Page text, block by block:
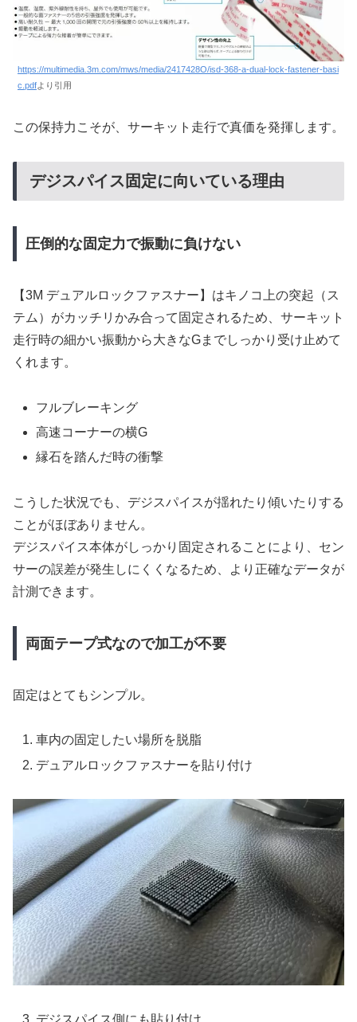
https://multimedia.3m.com/mws/media/2417428O/isd-368-a-dual-lock-fastener-basi
c.pdfより引用
この保持力こそが、サーキット走行で真価を発揮します。
デジスパイス固定に向いている理由
圧倒的な固定力で振動に負けない
【3M デュアルロックファスナー】はキノコ上の突起（ス
テム）がカッチリかみ合って固定されるため、サーキット
走行時の細かい振動から大きなGまでしっかり受け止めて
くれます。
フルブレーキング
高速コーナーの横G
縁石を踏んだ時の衝撃
こうした状況でも、デジスパイスが揺れたり傾いたりする
ことがほぼありません。
デジスパイス本体がしっかり固定されることにより、セン
サーの誤差が発生しにくくなるため、より正確なデータが
計測できます。
両面テープ式なので加工が不要
固定はとてもシンプル。
車内の固定したい場所を脱脂
デュアルロックファスナーを貼り付け